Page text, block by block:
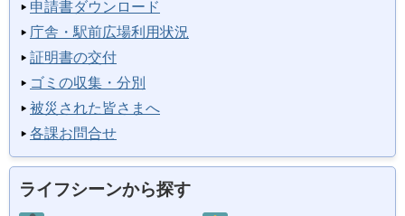
申請書ダウンロード
庁舎・駅前広場利用状況
証明書の交付
ゴミの収集・分別
被災された皆さまへ
各課お問合せ
ライフシーンから探す